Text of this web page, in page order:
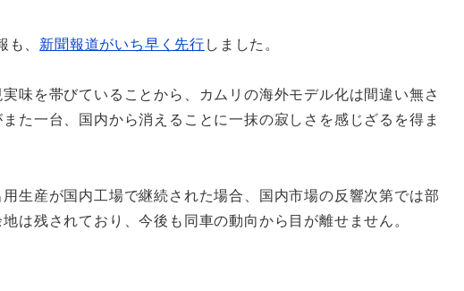
、 新聞報道がいち早く先行しました。
味を帯びていることから、カムリの海外モデル化は間違い無さ
た一台、国内から消えることに一抹の寂しさを感じざるを得ま
生産が国内工場で継続された場合、国内市場の反響次第では部
は残されており、今後も同車の動向から目が離せません。